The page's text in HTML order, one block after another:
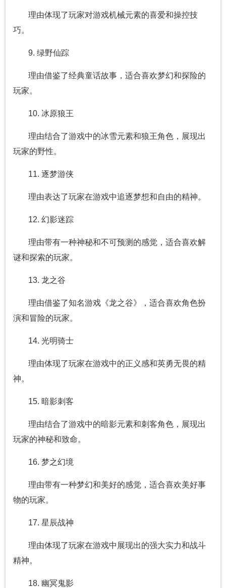
理由体现了玩家对游戏机械元素的喜爱和操控技
巧。
9. 绿野仙踪
理由借鉴了经典童话故事，适合喜欢梦幻和探险的
玩家。
10. 冰原狼王
理由结合了游戏中的冰雪元素和狼王角色，展现出
玩家的野性。
11. 逐梦游侠
理由表达了玩家在游戏中追逐梦想和自由的精神。
12. 幻影迷踪
理由带有一种神秘和不可预测的感觉，适合喜欢解
谜和探索的玩家。
13. 龙之谷
理由借鉴了知名游戏《龙之谷》，适合喜欢角色扮
演和冒险的玩家。
14. 光明骑士
理由体现了玩家在游戏中的正义感和英勇无畏的精
神。
15. 暗影刺客
理由结合了游戏中的暗影元素和刺客角色，展现出
玩家的神秘和致命。
16. 梦之幻境
理由带有一种梦幻和美好的感觉，适合喜欢美好事
物的玩家。
17. 星辰战神
理由体现了玩家在游戏中展现出的强大实力和战斗
精神。
18. 幽冥鬼影